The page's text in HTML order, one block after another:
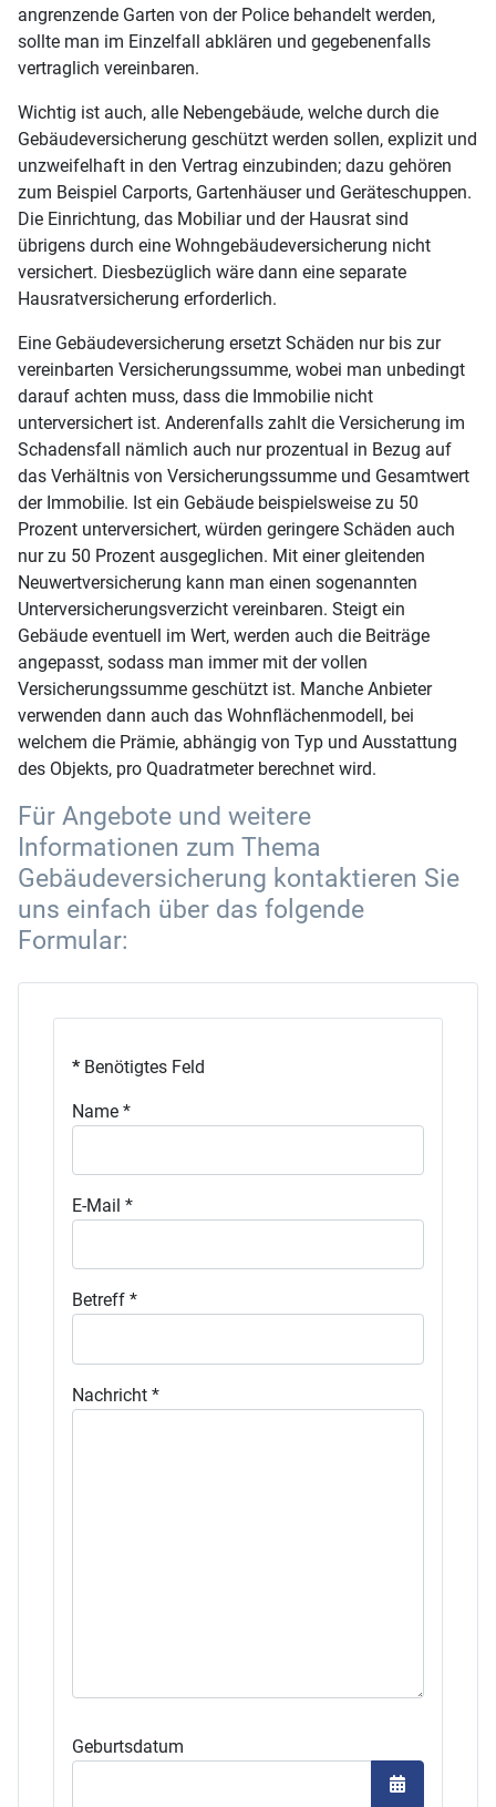
angrenzende Garten von der Police behandelt werden,
sollte man im Einzelfall abklären und gegebenenfalls
vertraglich vereinbaren.
Wichtig ist auch, alle Nebengebäude, welche durch die
Gebäudeversicherung geschützt werden sollen, explizit und
unzweifelhaft in den Vertrag einzubinden; dazu gehören
zum Beispiel Carports, Gartenhäuser und Geräteschuppen.
Die Einrichtung, das Mobiliar und der Hausrat sind
übrigens durch eine Wohngebäudeversicherung nicht
versichert. Diesbezüglich wäre dann eine separate
Hausratversicherung erforderlich.
Eine Gebäudeversicherung ersetzt Schäden nur bis zur
vereinbarten Versicherungssumme, wobei man unbedingt
darauf achten muss, dass die Immobilie nicht
unterversichert ist. Anderenfalls zahlt die Versicherung im
Schadensfall nämlich auch nur prozentual in Bezug auf
das Verhältnis von Versicherungssumme und Gesamtwert
der Immobilie. Ist ein Gebäude beispielsweise zu 50
Prozent unterversichert, würden geringere Schäden auch
nur zu 50 Prozent ausgeglichen. Mit einer gleitenden
Neuwertversicherung kann man einen sogenannten
Unterversicherungsverzicht vereinbaren. Steigt ein
Gebäude eventuell im Wert, werden auch die Beiträge
angepasst, sodass man immer mit der vollen
Versicherungssumme geschützt ist. Manche Anbieter
verwenden dann auch das Wohnflächenmodell, bei
welchem die Prämie, abhängig von Typ und Ausstattung
des Objekts, pro Quadratmeter berechnet wird.
Für Angebote und weitere
Informationen zum Thema
Gebäudeversicherung kontaktieren Sie
uns einfach über das folgende
Formular: